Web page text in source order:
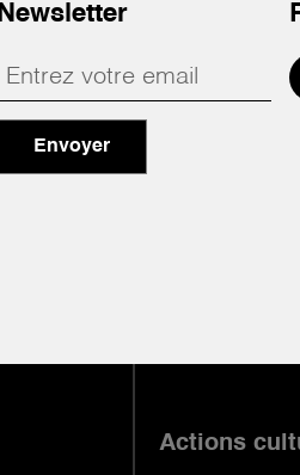
Newsletter
Envoyer
Actions